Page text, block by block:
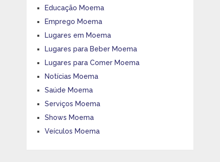
Educação Moema
Emprego Moema
Lugares em Moema
Lugares para Beber Moema
Lugares para Comer Moema
Notícias Moema
Saúde Moema
Serviços Moema
Shows Moema
Veículos Moema